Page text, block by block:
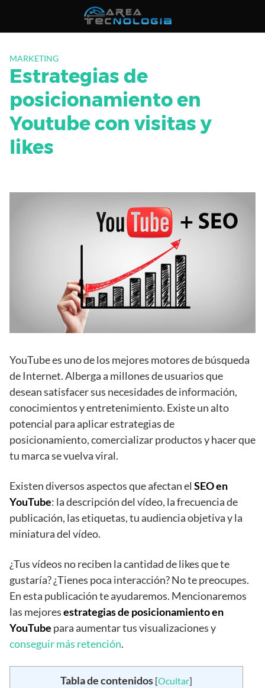
contenido
MARKETING
Estrategias de
posicionamiento en
Youtube con visitas y
likes
YouTube es uno de los mejores motores de búsqueda
de Internet. Alberga a millones de usuarios que
desean satisfacer sus necesidades de información,
conocimientos y entretenimiento. Existe un alto
potencial para aplicar estrategias de
posicionamiento, comercializar productos y hacer que
tu marca se vuelva viral.
Existen diversos aspectos que afectan el SEO en
YouTube: la descripción del vídeo, la frecuencia de
publicación, las etiquetas, tu audiencia objetiva y la
miniatura del vídeo.
¿Tus vídeos no reciben la cantidad de likes que te
gustaría? ¿Tienes poca interacción? No te preocupes.
En esta publicación te ayudaremos. Mencionaremos
las mejoresestrategias de posicionamiento en
YouTube para aumentar tus visualizaciones y
conseguir más retención.
Tabla de contenidos [Ocultar]